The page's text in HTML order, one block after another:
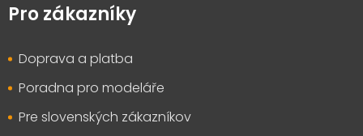
pPro zákazníky
Doprava a platba
Poradna pro modeláře
Pre slovenských zákazníkov